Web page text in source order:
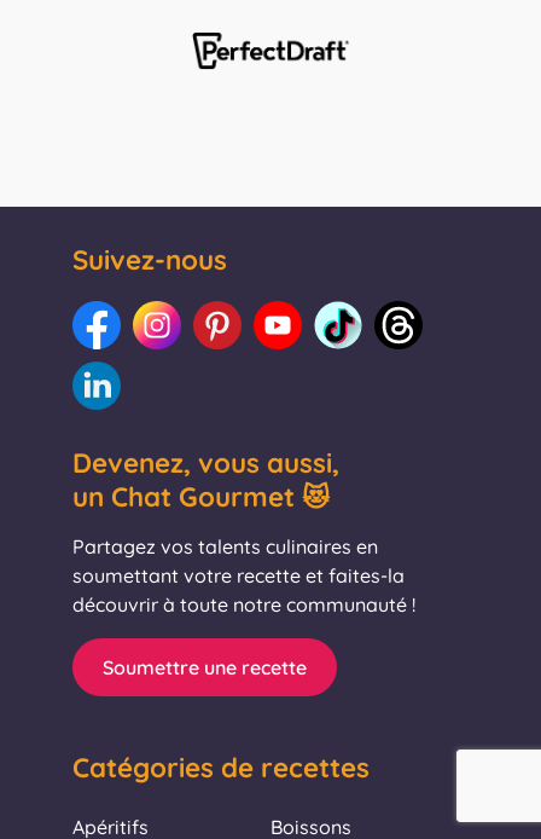
Suivez-nous
Devenez, vous aussi,
un Chat Gourmet 😻
Partagez vos talents culinaires en
soumettant votre recette et faites-la
découvrir à toute notre communauté !
Soumettre une recette
Catégories de recettes
Apéritifs Boissons